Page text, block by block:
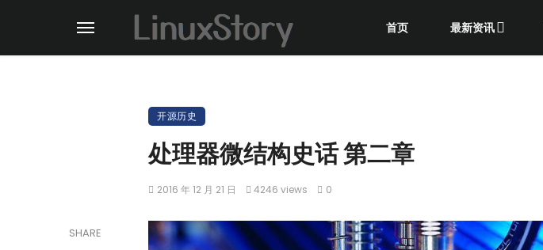
首页 最新资讯
开源历史
处理器微结构史话 第二章
2016 年 12 月 21 日 4246 views 0
SHARE